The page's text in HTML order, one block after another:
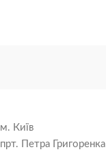
м. Київ
прт. Петра Григоренка